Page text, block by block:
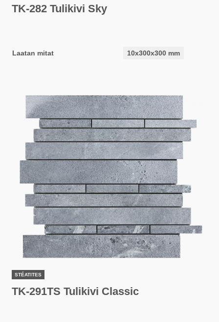
TK-282 Tulikivi Sky
Laatan mitat 10x300x300 mm
STÉATITES
TK-291TS Tulikivi Classic